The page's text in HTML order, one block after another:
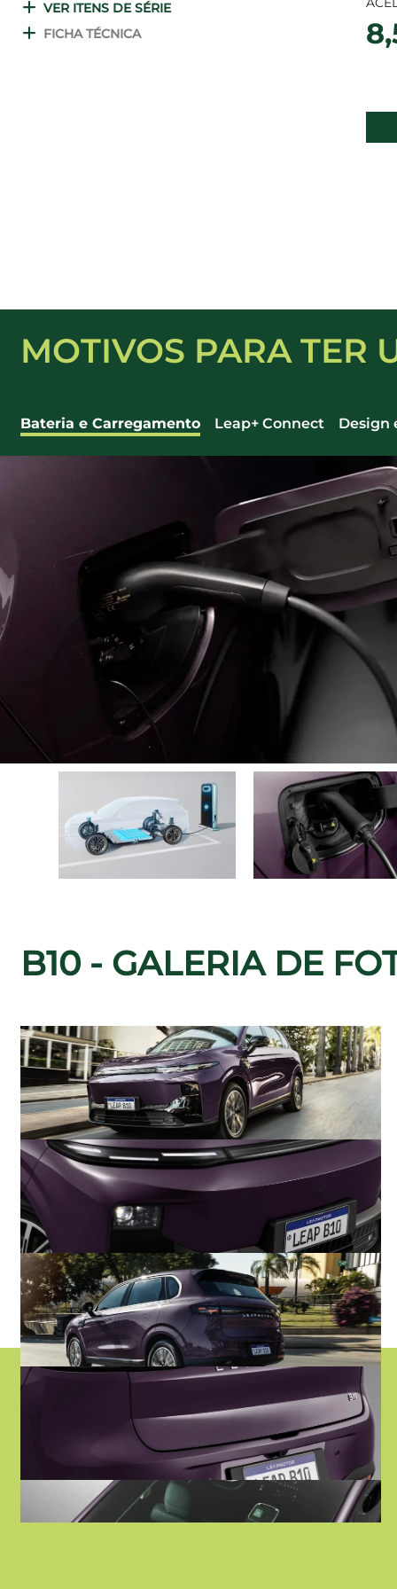
VER ITENS DE SÉRIE
FICHA TÉCNICA
MOTIVOS PARA TER
Bateria e Carregamento Leap+ Connect Design
B10 - GALERIA DE